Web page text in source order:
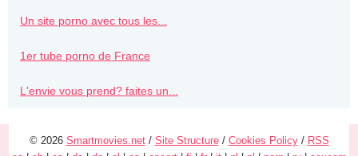
Un site porno avec tous les...
1er tube porno de France
L'envie vous prend? faites un...
© 2026 Smartmovies.net/ Site Structure/ Cookies Policy/ RSS